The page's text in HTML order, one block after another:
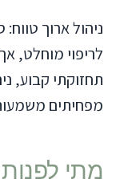
ניהול ארוך
לריפוי מוחלט,
תחזוקתי קבוע,
מפחיתים
מתי